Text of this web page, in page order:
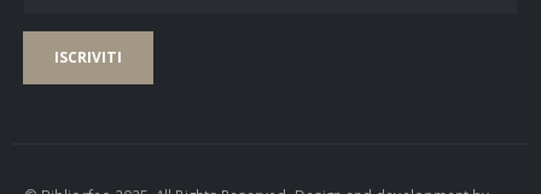
ISCRIVITI